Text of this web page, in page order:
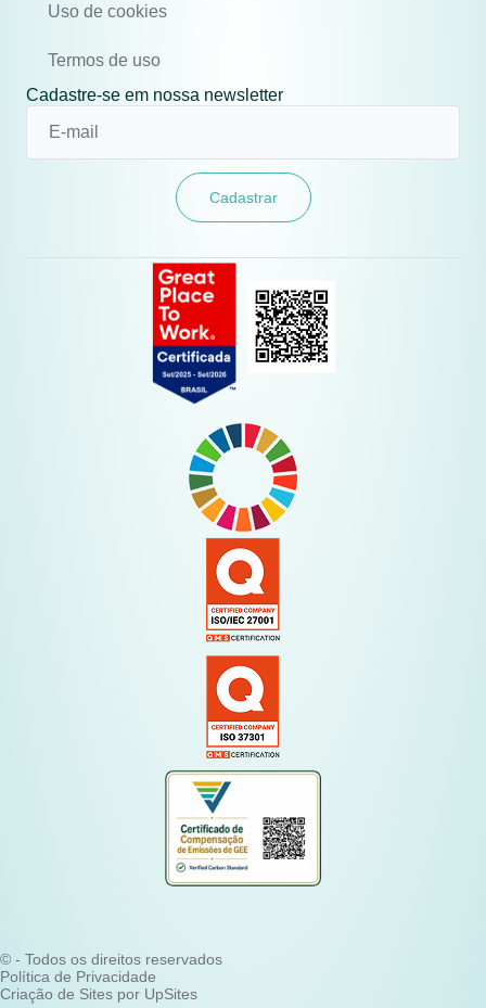
Uso de cookies
Termos de uso
Cadastre-se em nossa newsletter
Cadastrar
© - Todos os direitos reservados
Política de Privacidade
Criação de Sites por UpSites